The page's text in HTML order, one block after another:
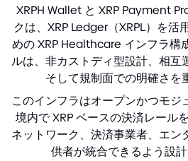
XRPH Wallet と XRP Payment
クは、XRP Ledger（XRPL）を活
めの XRP Healthcare インフラ構
ルは、非カストディ型設計、相互
そして規制面での明確さを
このインフラはオープンかつモジ
境内で XRP ベースの決済レール
ネットワーク、決済事業者、エン
供者が統合できるよう設計